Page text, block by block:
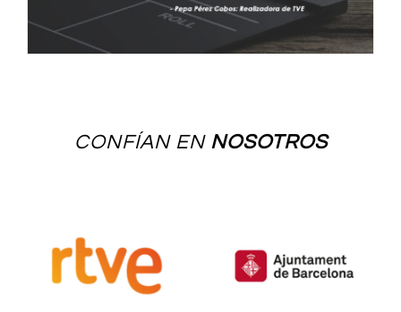
CONFÍAN EN NOSOTROS